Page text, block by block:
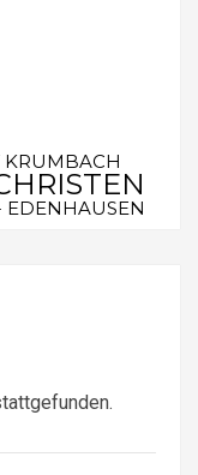
KRUMBACH
EDENHAUSEN